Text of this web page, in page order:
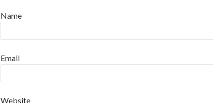
Name
Email
Website